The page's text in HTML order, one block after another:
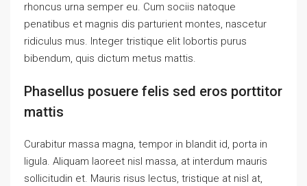
rhoncus urna semper eu. Cum sociis natoque
penatibus et magnis dis parturient montes, nascetur
ridiculus mus. Integer tristique elit lobortis purus
bibendum, quis dictum metus mattis.
Phasellus posuere felis sed eros porttitor
mattis
Curabitur massa magna, tempor in blandit id, porta in
ligula. Aliquam laoreet nisl massa, at interdum mauris
sollicitudin et. Mauris risus lectus, tristique at nisl at,